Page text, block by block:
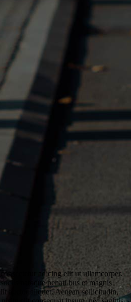
adicing elit ut ullamcorper.
natoque penati bus et magnis
auctor aliquet. Aenean sollicitudin,